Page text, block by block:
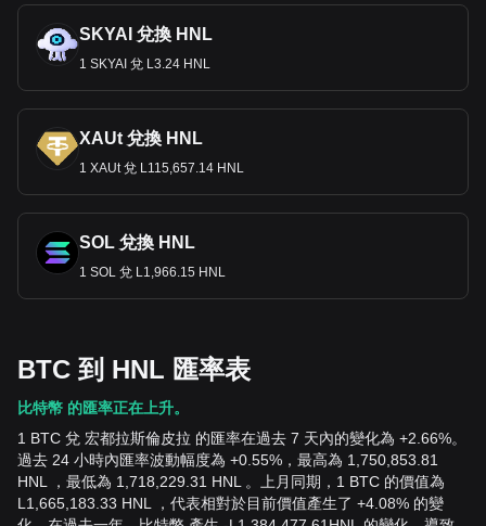
SKYAI 兌換 HNL
1 SKYAI 兌 L3.24 HNL
XAUt 兌換 HNL
1 XAUt 兌 L115,657.14 HNL
SOL 兌換 HNL
1 SOL 兌 L1,966.15 HNL
BTC 到 HNL 匯率表
比特幣 的匯率正在上升。
1 BTC 兌 宏都拉斯倫皮拉 的匯率在過去 7 天內的變化為 +2.66%。
過去 24 小時內匯率波動幅度為 +0.55%，最高為 1,750,853.81
HNL ，最低為 1,718,229.31 HNL 。上月同期，1 BTC 的價值為
L1,665,183.33 HNL ，代表相對於目前價值產生了 +4.08% 的變